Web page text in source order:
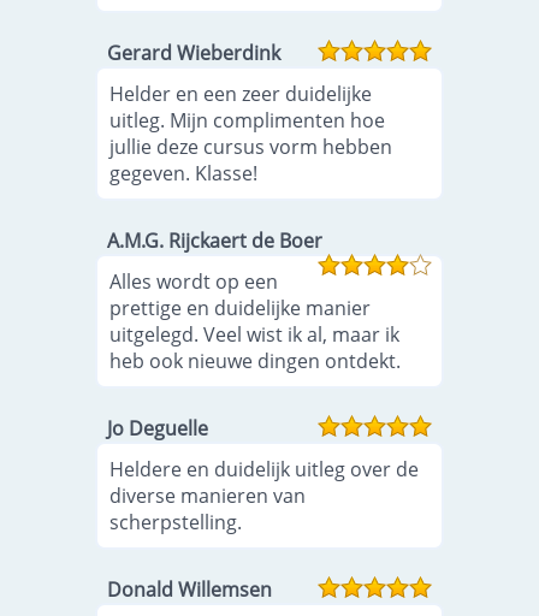
Gerard Wieberdink
Helder en een zeer duidelijke
uitleg. Mijn complimenten hoe
jullie deze cursus vorm hebben
gegeven. Klasse!
A.M.G. Rijckaert de Boer
Alles wordt op een
prettige en duidelijke manier
uitgelegd. Veel wist ik al, maar ik
heb ook nieuwe dingen ontdekt.
Jo Deguelle
Heldere en duidelijk uitleg over de
diverse manieren van
scherpstelling.
Donald Willemsen